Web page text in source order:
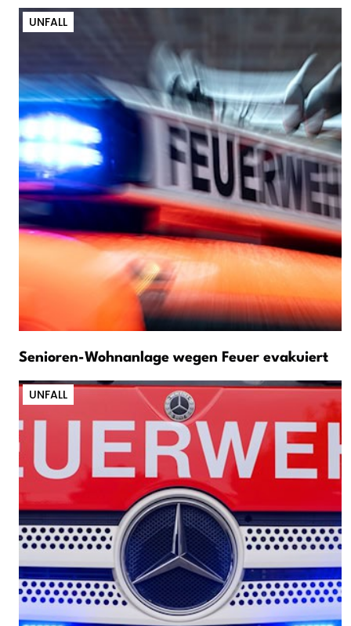
UNFALL
Senioren-Wohnanlage wegen Feuer evakuiert
UNFALL